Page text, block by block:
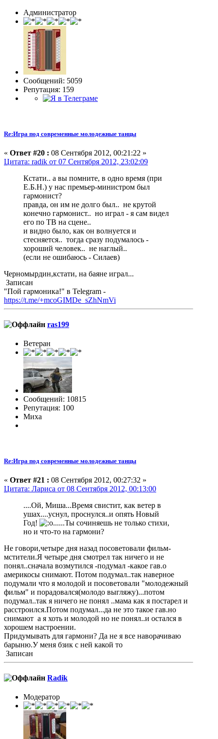
Администратор
Сообщений: 5059
Репутация: 159
Re:Игра под современные молодежные танцы
« Ответ #20 : 08 Сентября 2012, 00:21:22 »
Цитата: radik от 07 Сентября 2012, 23:02:09
Кстати.. а вы помните, в одно время (при
Е.Б.Н.) у нас премьер-министром был
гармонист?
правда, он им не долго был.. не крутой
конечно гармонист.. но играл - я сам видел
его по ТВ на сцене..
и видно было, как он волнуется и
стесняется.. тогда сразу подумалось -
хороший человек.. не наглый..
(если не ошибаюсь - Силаев)
Черномырдин,кстати, на баяне играл...
Записан
"Пой гармоника!" в Telegram -
https://t.me/+mcoGIMDe_sZhNmVi
ras199
Ветеран
Сообщений: 10815
Репутация: 100
Миха
Re:Игра под современные молодежные танцы
« Ответ #21 : 08 Сентября 2012, 00:27:32 »
Цитата: Лариса от 08 Сентября 2012, 00:13:00
....Ой, Миша...Время свистит, как ветер в
ушах....уснул, проснулся..и опять Новый
Год!
......Ты сочиняешь не только стихи,
но и что-то на гармони?
Не говори,четыре дня назад посоветовали фильм-
мстители.Я четыре дня смотрел так ничего и не
понял..сначала возмутился -подумал -какое гав.о
америкосы снимают. Потом подумал..так наверное
подумали что я молодой и посоветовали "молодежный
фильм" и порадовался(молодо выгляжу)...потом
подумал..так я ничего не понял ..мама как я постарел и
расстроился.Потом подумал...да не это такое гав.но
снимают а я хоть и молодой но не понял..и остался в
хорошем настроении.
Придумывать для гармони? Да не я все наворачиваю
барыню.У меня бзик с ней какой то
Записан
Radik
Модератор